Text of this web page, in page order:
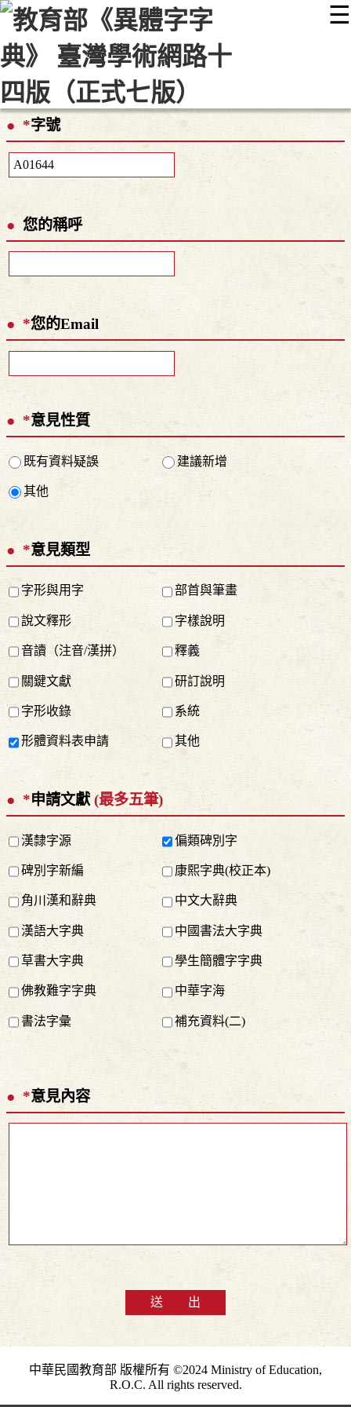
☰
::: 最新消息 常見問題 編輯說明
顯示模式
網站導覽
*字號
您的稱呼
*您的Email
*意見性質
既有資料疑誤 建議新增
其他
*意見類型
字形與用字 部首與筆畫
說文釋形 字樣說明
音讀（注音/漢拼） 釋義
關鍵文獻 研訂說明
字形收錄 系統
形體資料表申請 其他
*申請文獻 (最多五筆)
漢隸字源 偏類碑別字
碑別字新編 康熙字典(校正本)
角川漢和辭典 中文大辭典
漢語大字典 中國書法大字典
草書大字典 學生簡體字字典
佛教難字字典 中華字海
書法字彙 補充資料(二)
*意見內容
送 出
中華民國教育部 版權所有 ©2024 Ministry of Education,
R.O.C. All rights reserved.